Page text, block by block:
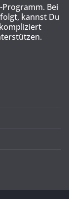
Bei
kannst Du